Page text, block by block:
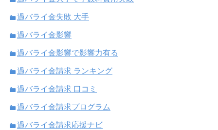
過バライ金失敗 大手
過バライ金影響
過バライ金影響で影響力有る
過バライ金請求 ランキング
過バライ金請求 口コミ
過バライ金請求プログラム
過バライ金請求応援ナビ